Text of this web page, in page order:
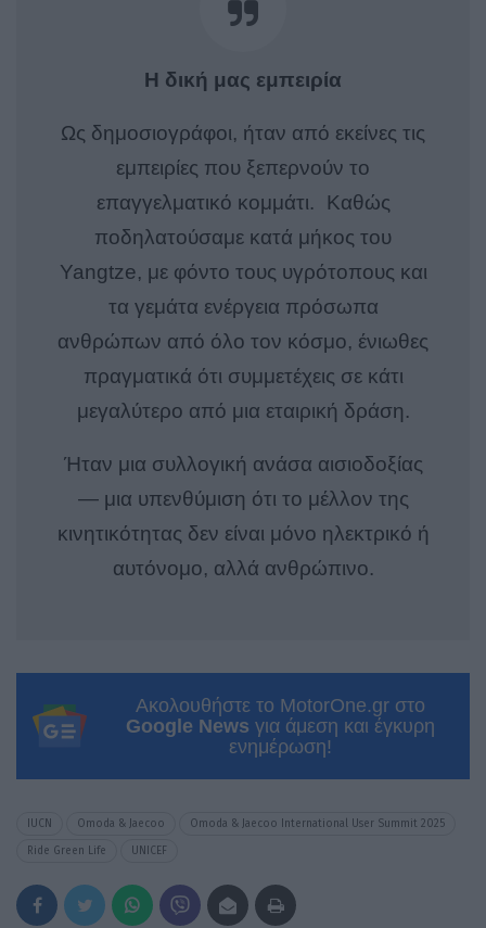
Η δική μας εμπειρία
Ως δημοσιογράφοι, ήταν από εκείνες τις
εμπειρίες που ξεπερνούν το
επαγγελματικό κομμάτι. Καθώς
ποδηλατούσαμε κατά μήκος του
Yangtze, με φόντο τους υγρότοπους και
τα γεμάτα ενέργεια πρόσωπα
ανθρώπων από όλο τον κόσμο, ένιωθες
πραγματικά ότι συμμετέχεις σε κάτι
μεγαλύτερο από μια εταιρική δράση.
Ήταν μια συλλογική ανάσα αισιοδοξίας
— μια υπενθύμιση ότι το μέλλον της
κινητικότητας δεν είναι μόνο ηλεκτρικό ή
αυτόνομο, αλλά ανθρώπινο.
Ακολουθήστε το MotorOne.gr στο
Google News για άμεση και έγκυρη
ενημέρωση!
IUCN Omoda & Jaecoo Omoda & Jaecoo International User Summit 2025
Ride Green Life UNICEF